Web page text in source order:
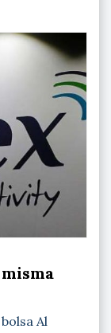
Al